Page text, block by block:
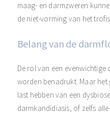
maag- en darmzweren
de niet-vorming van het
Belang van de
De rol van een
worden benadrukt. Maar
last hebben van een
darmkandidiasis, of zelfs